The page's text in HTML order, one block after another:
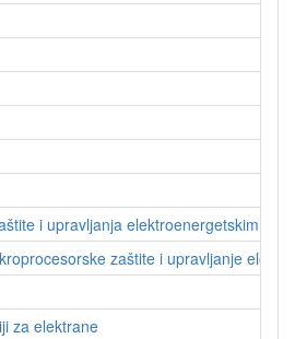
i upravljanja elektroenergetskim
zaštite i upravljanje
za elektrane